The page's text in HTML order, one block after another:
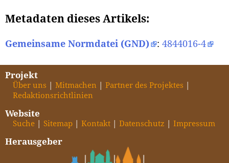
Metadaten dieses Artikels:
Gemeinsame Normdatei (GND) : 4844016-4
Projekt
Über uns Mitmachen
Partner des Projektes
Redaktionsrichtlinien
Website
Suche Sitemap Kontakt Datenschutz Impressum
Herausgeber